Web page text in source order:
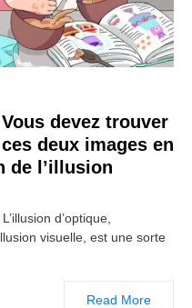
devez trouver
deux images en
de l’illusion
d’optique,
visuelle, est une sorte
Read More